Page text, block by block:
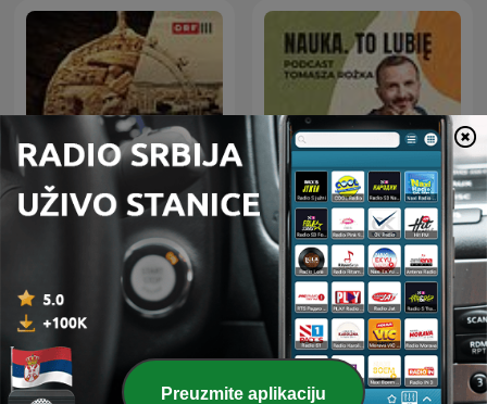
Österreich - die ganze
Geschichte
Nauka To Lubię
Preuzmite aplikaciju